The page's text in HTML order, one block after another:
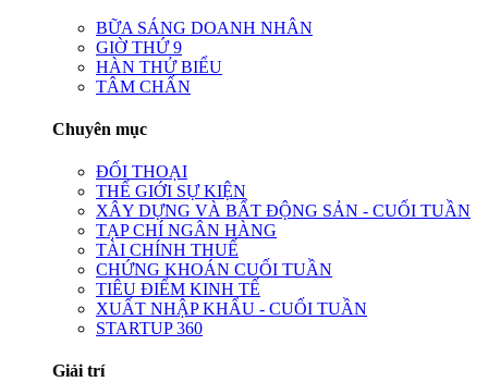
BỮA SÁNG DOANH NHÂN
GIỜ THỨ 9
HÀN THỬ BIỂU
TÂM CHẤN
Chuyên mục
ĐỐI THOẠI
THẾ GIỚI SỰ KIỆN
XÂY DỰNG VÀ BẤT ĐỘNG SẢN - CUỐI TUẦN
TẠP CHÍ NGÂN HÀNG
TÀI CHÍNH THUẾ
CHỨNG KHOÁN CUỐI TUẦN
TIÊU ĐIỂM KINH TẾ
XUẤT NHẬP KHẨU - CUỐI TUẦN
STARTUP 360
Giải trí